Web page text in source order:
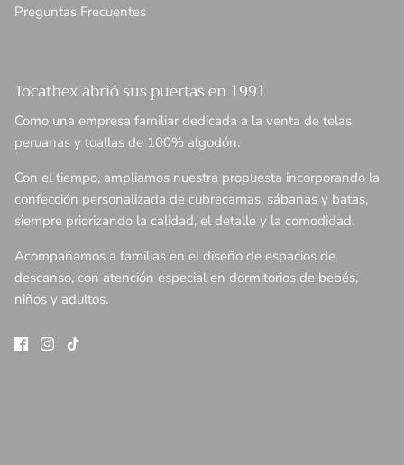
Preguntas Frecuentes
Jocathex abrió sus puertas en 1991
Como una empresa familiar dedicada a la venta de telas
peruanas y toallas de 100% algodón.
Con el tiempo, ampliamos nuestra propuesta incorporando la
confección personalizada de cubrecamas, sábanas y batas,
siempre priorizando la calidad, el detalle y la comodidad.
Acompañamos a familias en el diseño de espacios de
descanso, con atención especial en dormitorios de bebés,
niños y adultos.